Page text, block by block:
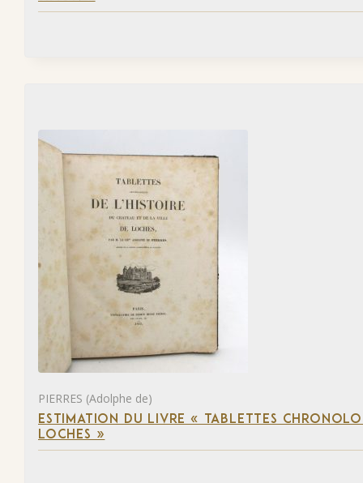
PIERRES (Adolphe de)
ESTIMATION DU LIVRE « TABLETTES
LOCHES »